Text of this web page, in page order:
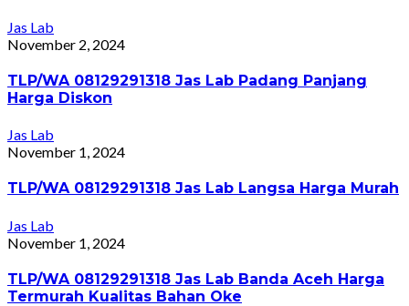
Jas Lab
November 2, 2024
TLP/WA 08129291318 Jas Lab Padang Panjang
Harga Diskon
Jas Lab
November 1, 2024
TLP/WA 08129291318 Jas Lab Langsa Harga Murah
Jas Lab
November 1, 2024
TLP/WA 08129291318 Jas Lab Banda Aceh Harga
Termurah Kualitas Bahan Oke